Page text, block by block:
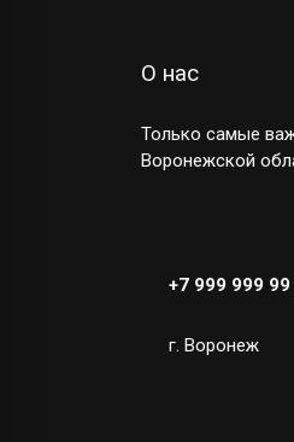
О нас
Только самые
Воронежской
+7 999 999 99
г. Воронеж